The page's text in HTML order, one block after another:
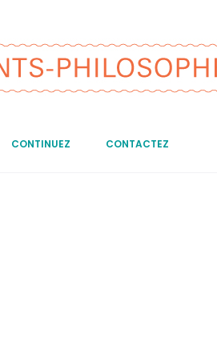
CONTINUEZ CONTACTEZ